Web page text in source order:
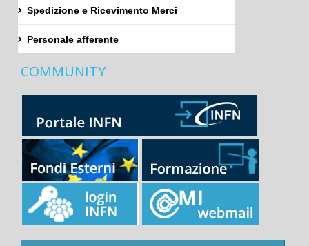
Spedizione e Ricevimento Merci
Personale afferente
COMMUNITY